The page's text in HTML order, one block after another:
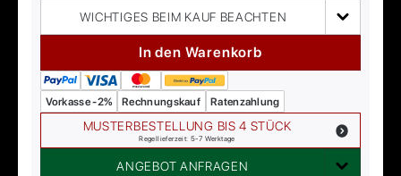
WICHTIGES BEIM KAUF BEACHTEN
In den Warenkorb
Vorkasse -2% Rechnungskauf Ratenzahlung
MUSTERBESTELLUNG BIS 4 STÜCK
Regellieferzeit: 5-7 Werktage
ANGEBOT ANFRAGEN